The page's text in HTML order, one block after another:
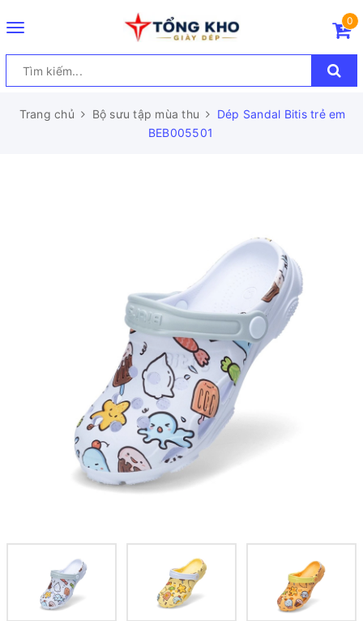
Toggle
0
Trang chủ Bộ sưu tập mùa thu
Dép Sandal Bitis trẻ em
BEB005501